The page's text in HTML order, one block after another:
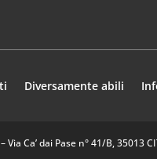
Diversamente abili
Ca’ dai Pase n° 41/B, 35013